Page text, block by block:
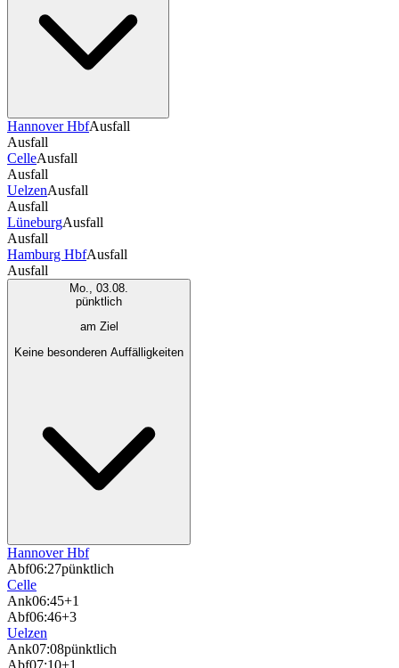
Hannover HbfAusfall
Ausfall
CelleAusfall
Ausfall
UelzenAusfall
Ausfall
LüneburgAusfall
Ausfall
Hamburg HbfAusfall
Ausfall
Mo., 03.08.
pünktlich
am Ziel
Keine besonderen Auffälligkeiten
Hannover Hbf
Abf06:27pünktlich
Celle
Ank06:45+1
Abf06:46+3
Uelzen
Ank07:08pünktlich
Abf07:10+1